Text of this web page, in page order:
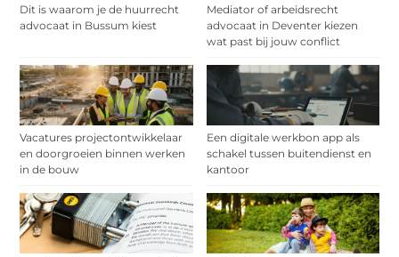
Dit is waarom je de huurrecht
advocaat in Bussum kiest
Mediator of arbeidsrecht
advocaat in Deventer kiezen
wat past bij jouw conflict
Vacatures projectontwikkelaar
en doorgroeien binnen werken
in de bouw
Een digitale werkbon app als
schakel tussen buitendienst en
kantoor